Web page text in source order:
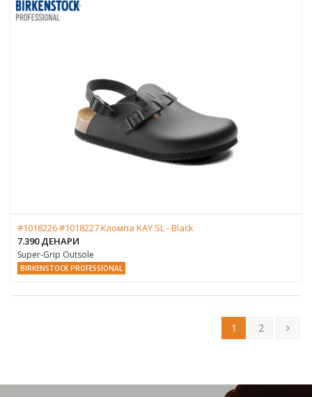
#1018226 #1018227 Кломпа KAY SL - Black
7.390 ДЕНАРИ
Super-Grip Outsole
BIRKENSTOCK PROFESSIONAL
1 2